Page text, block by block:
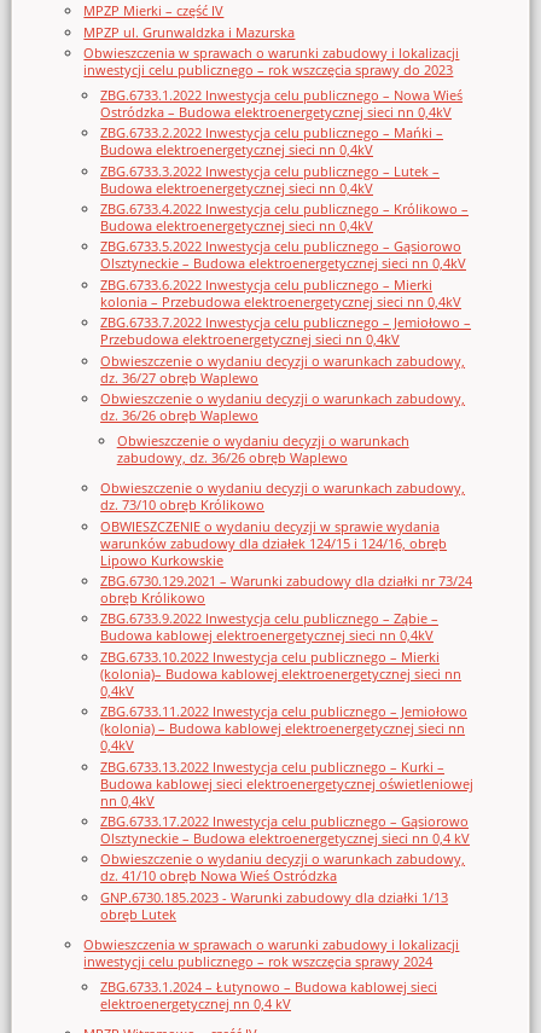
MPZP Mierki – część IV
MPZP ul. Grunwaldzka i Mazurska
Obwieszczenia w sprawach o warunki zabudowy i lokalizacji
inwestycji celu publicznego – rok wszczęcia sprawy do 2023
ZBG.6733.1.2022 Inwestycja celu publicznego – Nowa Wieś
Ostródzka – Budowa elektroenergetycznej sieci nn 0,4kV
ZBG.6733.2.2022 Inwestycja celu publicznego – Mańki –
Budowa elektroenergetycznej sieci nn 0,4kV
ZBG.6733.3.2022 Inwestycja celu publicznego – Lutek –
Budowa elektroenergetycznej sieci nn 0,4kV
ZBG.6733.4.2022 Inwestycja celu publicznego – Królikowo –
Budowa elektroenergetycznej sieci nn 0,4kV
ZBG.6733.5.2022 Inwestycja celu publicznego – Gąsiorowo
Olsztyneckie – Budowa elektroenergetycznej sieci nn 0,4kV
ZBG.6733.6.2022 Inwestycja celu publicznego – Mierki
kolonia – Przebudowa elektroenergetycznej sieci nn 0,4kV
ZBG.6733.7.2022 Inwestycja celu publicznego – Jemiołowo –
Przebudowa elektroenergetycznej sieci nn 0,4kV
Obwieszczenie o wydaniu decyzji o warunkach zabudowy,
dz. 36/27 obręb Waplewo
Obwieszczenie o wydaniu decyzji o warunkach zabudowy,
dz. 36/26 obręb Waplewo
Obwieszczenie o wydaniu decyzji o warunkach
zabudowy, dz. 36/26 obręb Waplewo
Obwieszczenie o wydaniu decyzji o warunkach zabudowy,
dz. 73/10 obręb Królikowo
OBWIESZCZENIE o wydaniu decyzji w sprawie wydania
warunków zabudowy dla działek 124/15 i 124/16, obręb
Lipowo Kurkowskie
ZBG.6730.129.2021 – Warunki zabudowy dla działki nr 73/24
obręb Królikowo
ZBG.6733.9.2022 Inwestycja celu publicznego – Ząbie –
Budowa kablowej elektroenergetycznej sieci nn 0,4kV
ZBG.6733.10.2022 Inwestycja celu publicznego – Mierki
(kolonia)– Budowa kablowej elektroenergetycznej sieci nn
0,4kV
ZBG.6733.11.2022 Inwestycja celu publicznego – Jemiołowo
(kolonia) – Budowa kablowej elektroenergetycznej sieci nn
0,4kV
ZBG.6733.13.2022 Inwestycja celu publicznego – Kurki –
Budowa kablowej sieci elektroenergetycznej oświetleniowej
nn 0,4kV
ZBG.6733.17.2022 Inwestycja celu publicznego – Gąsiorowo
Olsztyneckie – Budowa elektroenergetycznej sieci nn 0,4 kV
Obwieszczenie o wydaniu decyzji o warunkach zabudowy,
dz. 41/10 obręb Nowa Wieś Ostródzka
GNP.6730.185.2023 - Warunki zabudowy dla działki 1/13
obręb Lutek
Obwieszczenia w sprawach o warunki zabudowy i lokalizacji
inwestycji celu publicznego – rok wszczęcia sprawy 2024
ZBG.6733.1.2024 – Łutynowo – Budowa kablowej sieci
elektroenergetycznej nn 0,4 kV